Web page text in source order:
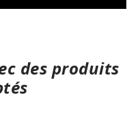
des produits